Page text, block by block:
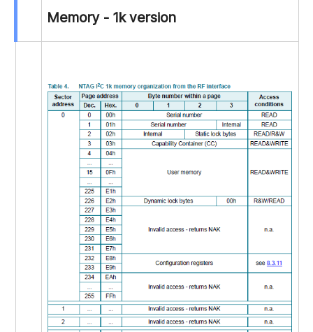
Memory - 1k version